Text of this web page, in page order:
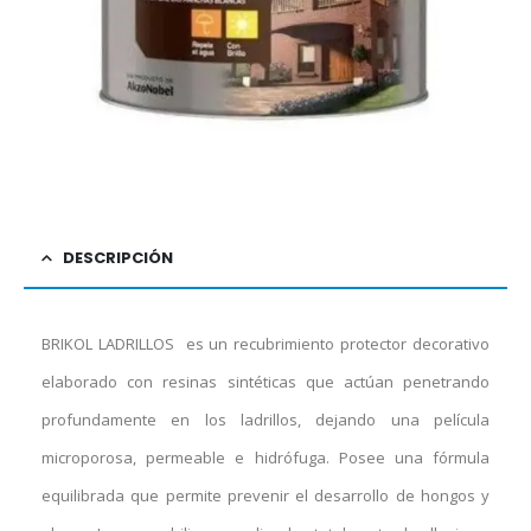
DESCRIPCIÓN
BRIKOL LADRILLOS es un recubrimiento protector decorativo
elaborado con resinas sintéticas que actúan penetrando
profundamente en los ladrillos, dejando una película
microporosa, permeable e hidrófuga. Posee una fórmula
equilibrada que permite prevenir el desarrollo de hongos y